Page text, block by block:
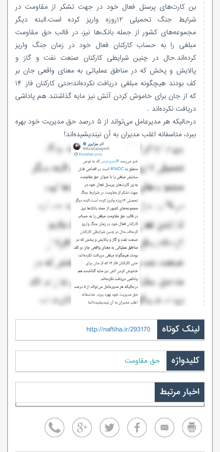
بن کارت‌های پرسنل فعال خود در جهت تشکر از مقاومت در
شرایط جنگ تحمیلی ۱۲روزه واریز کرده است.البته دیگر
مجموعه‌های کشور از جمله بانک‌ها نیز، در قالب حق مقاومت
مبلغی را به حساب کارکنان فعال خود در زمان جنگ واریز
کرده‌اند.حال در چنین شرایطی کارکنان صنعت نفت و گاز و
پالایش و پخش که در مناطق عملیاتی به معنای واقعی جان بر
کف بودند هیچگونه مبلغی دریافت نکرده‌اند؛حتی کارکنان فاز ۱۴
که از جان برای خاموش کردن آتش نیز مایه گذاشتند هم پاداشی
دریافت نکرده‌اند .
درحالیکه هر مدیرعامل می‌تواند از ۵ درصد حق مدیریت خود بهره
ببرد، متاسفانه اغلب مدیران به آن نیندیشیده‌اند!
لینک کوتاه http://naftiha.ir/293170
کلیدواژه حق مقاومت
اخبار مرتبط